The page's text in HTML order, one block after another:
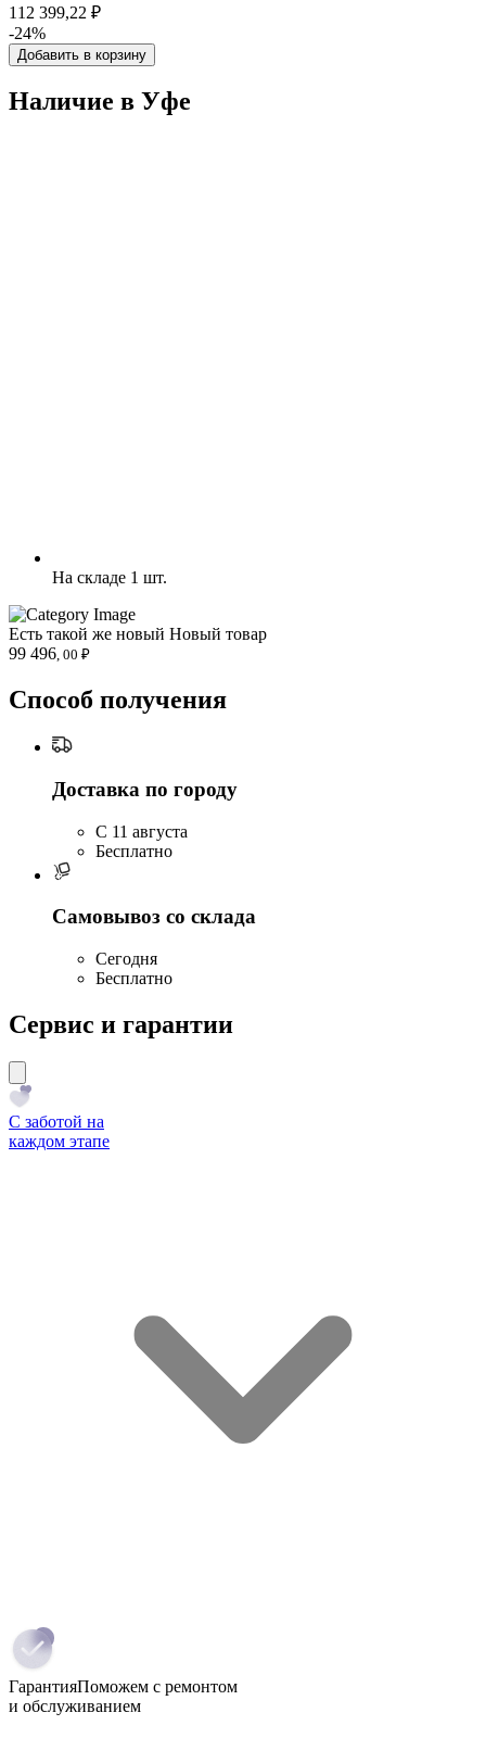
112 399,22 ₽
-24%
Добавить в корзину
Наличие в Уфe
На складе 1 шт.
Есть такой же новый Новый товар
99 496, 00 ₽
Способ получения
Доставка по городу
C 11 августа
Бесплатно
Самовывоз со склада
Сегодня
Бесплатно
Сервис и гарантии
С заботой на
каждом этапе
ГарантияПоможем с ремонтом
и обслуживанием